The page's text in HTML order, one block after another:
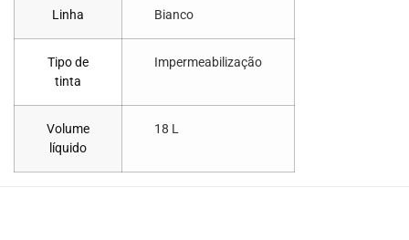
Linha Bianco
Tipo de
tinta
Impermeabilização
Volume
líquido
18 L